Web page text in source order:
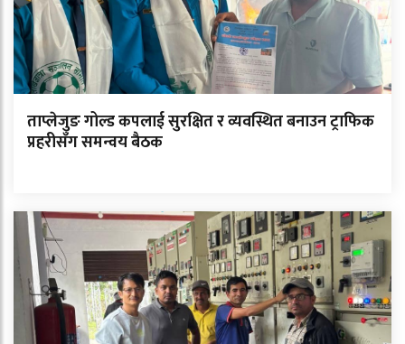
ताप्लेजुङ गोल्ड कपलाई सुरक्षित र व्यवस्थित बनाउन ट्राफिक
प्रहरीसँग समन्वय बैठक